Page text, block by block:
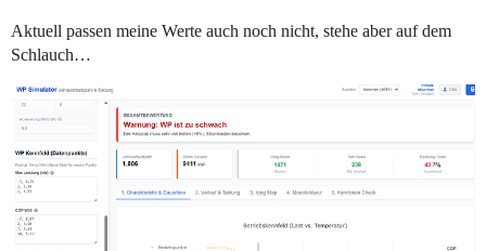
Aktuell passen meine Werte auch noch nicht, stehe aber auf dem
Schlauch…